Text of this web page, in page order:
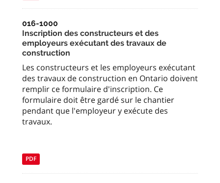
016-1000
Inscription des constructeurs et des
employeurs exécutant des travaux de
construction
Les constructeurs et les employeurs exécutant
des travaux de construction en Ontario doivent
remplir ce formulaire d'inscription. Ce
formulaire doit être gardé sur le chantier
pendant que l'employeur y exécute des
travaux.
PDF